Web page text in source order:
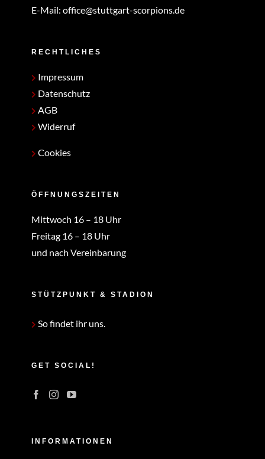
E-Mail: office@stuttgart-scorpions.de
RECHTLICHES
Impressum
Datenschutz
AGB
Widerruf
Cookies
ÖFFNUNGSZEITEN
Mittwoch 16 – 18 Uhr
Freitag 16 – 18 Uhr
und nach Vereinbarung
STÜTZPUNKT & STADION
So findet ihr uns.
GET SOCIAL!
INFORMATIONEN